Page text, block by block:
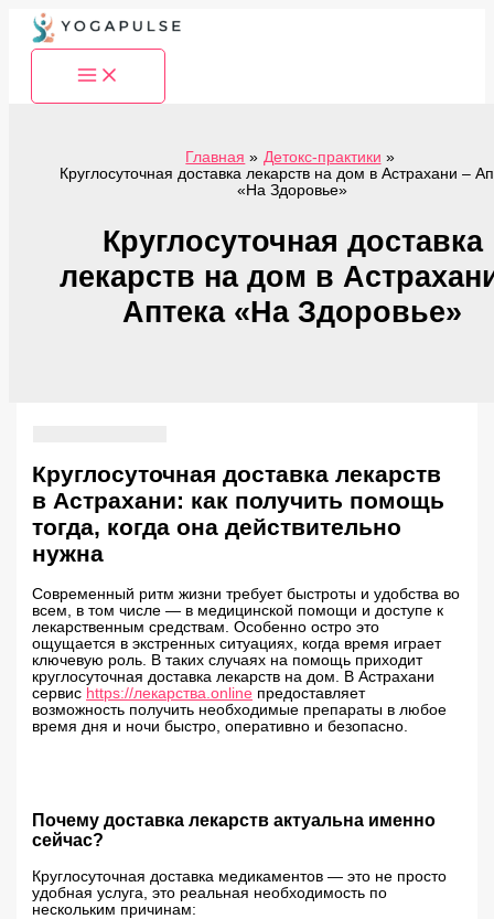
Перейти
содержимому
Главная
Детокс-практики
Круглосуточная доставка лекарств на дом в Астрахани –
«На Здоровье»
Круглосуточная доставка
лекарств на дом в
Аптека «На Здоровье»
Круглосуточная доставка лекарств
в Астрахани: как получить помощь
тогда, когда она действительно
нужна
Современный ритм жизни требует быстроты и удобства во
всем, в том числе — в медицинской помощи и доступе к
лекарственным средствам. Особенно остро это
ощущается в экстренных ситуациях, когда время играет
ключевую роль. В таких случаях на помощь приходит
круглосуточная доставка лекарств на дом. В Астрахани
сервис https://лекарства.online предоставляет
возможность получить необходимые препараты в любое
время дня и ночи быстро, оперативно и безопасно.
Почему доставка лекарств актуальна именно
сейчас?
Круглосуточная доставка медикаментов — это не просто
удобная услуга, это реальная необходимость по
нескольким причинам: